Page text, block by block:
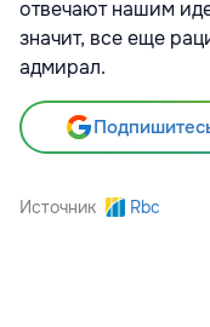
отвечают нашим
значит, все еще
адмирал.
Источник Rbc